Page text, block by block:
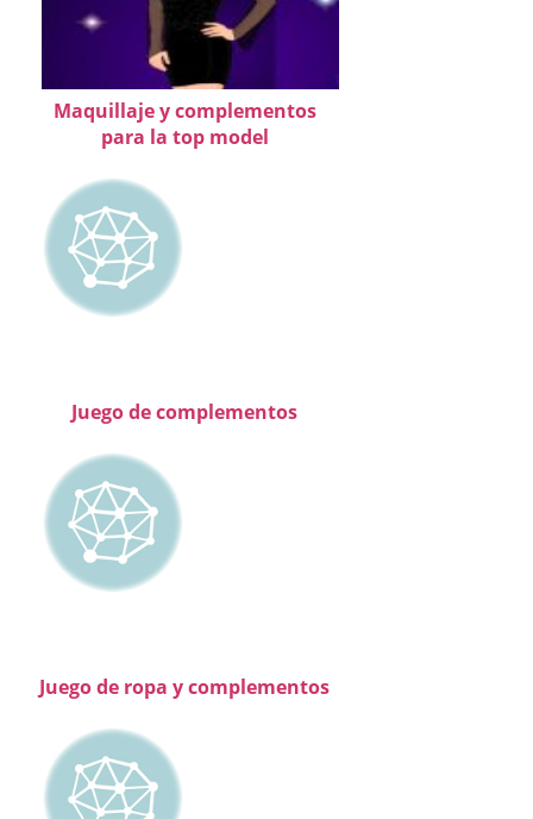
Maquillaje y complementos
para la top model
Juego de complementos
Juego de ropa y complementos